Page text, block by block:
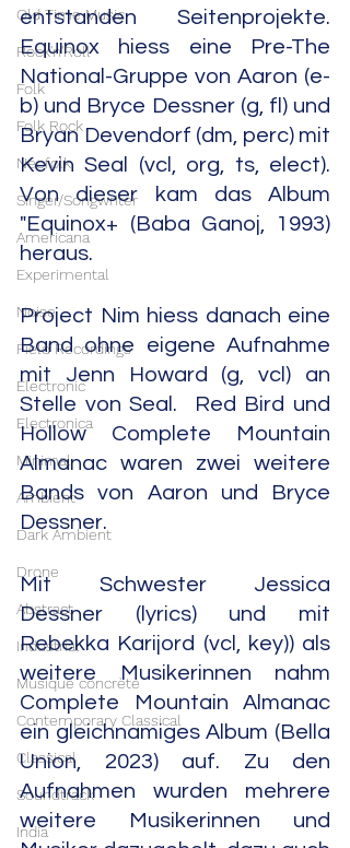
Old Time Music
Rock'n'Roll
Folk
Folk Rock
Neofolk
Singer/Songwriter
Americana
Experimental
Noise
Field Recordings
Electronic
Electronica
Minimal
Ambient
Dark Ambient
Drone
Abstract
Industrial
Musique concrète
Contemporary Classical
Classical
Soundtrack
India
entstanden Seitenprojekte.
Equinox hiess eine Pre-The
National-Gruppe von Aaron (e-
b) und Bryce Dessner (g, fl) und
Bryan Devendorf (dm, perc) mit
Kevin Seal (vcl, org, ts, elect).
Von dieser kam das Album
"Equinox+ (Baba Ganoj, 1993)
heraus.
Project Nim hiess danach eine
Band ohne eigene Aufnahme
mit Jenn Howard (g, vcl) an
Stelle von Seal.  Red Bird und
Hollow Complete Mountain
Almanac waren zwei weitere
Bands von Aaron und Bryce
Dessner.
Mit Schwester Jessica
Dessner (lyrics) und mit
Rebekka Karijord (vcl, key)) als
weitere Musikerinnen nahm
Complete Mountain Almanac
ein gleichnamiges Album (Bella
Union, 2023) auf. Zu den
Aufnahmen wurden mehrere
weitere Musikerinnen und